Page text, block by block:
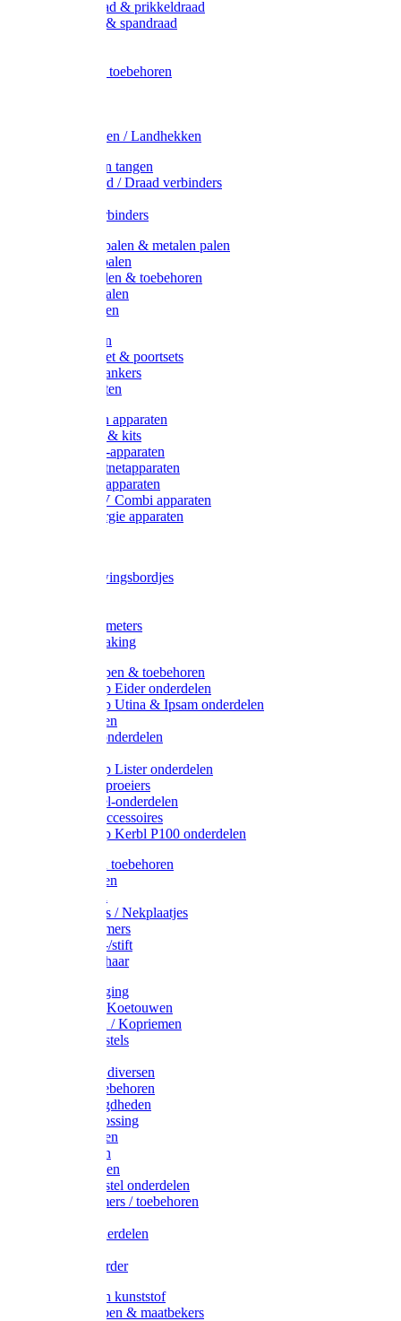
Metaal draad & prikkeldraad
Binddraad & spandraad
Afrasternet toebehoren
Weidehekken / Landhekken
Spanners en tangen
Lint / Koord / Draad verbinders
Litzclip verbinders
Recycling palen & metalen palen
Kunststof palen
T-Post t-palen & toebehoren
Glasfiber palen
Houten palen
Poortgrepen
Doorgangset & poortsets
Poortgreepankers
Weidepoorten
Onderdelen apparaten
Starter sets & kits
9V Batterij-apparaten
230V Lichtnetapparaten
12V Accu-apparaten
230V / 12V Combi apparaten
Zonne-energie apparaten
Waarschuwingsbordjes
Wegers en meters
Video bewaking
Weidepompen & toebehoren
Weidepomp Eider onderdelen
Weidepomp Utina & Ipsam onderdelen
Drinkbakken
Drinkbak onderdelen
Weidepomp Lister onderdelen
Nippels / Sproeiers
Drinknippel-onderdelen
Drinkbak accessoires
Weidepomp Kerbl P100 onderdelen
Oormerken toebehoren
Enkelbanden
Halsplaatjes / Nekplaatjes
Kokernummers
Merkspray-/stift
Veemerkschaar
Uierverzorging
Halsters & Koetouwen
Halsriemen / Kopriemen
Koerugborstels
Koe / Stier diversen
Melkers toebehoren
Stalbenodigdheden
Kalververlossing
Stierenringen
Onthoornen
Kalverflessen
Koerugborstel onderdelen
Kalveremmers / toebehoren
Koelift onderdelen
Uieronthaarder
Voerbakken kunststof
Voerscheppen & maatbekers